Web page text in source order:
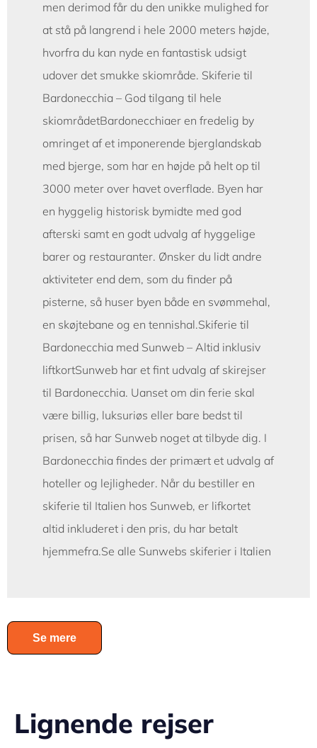
men derimod får du den unikke mulighed for
at stå på langrend i hele 2000 meters højde,
hvorfra du kan nyde en fantastisk udsigt
udover det smukke skiområde. Skiferie til
Bardonecchia – God tilgang til hele
skiområdetBardonecchiaer en fredelig by
omringet af et imponerende bjerglandskab
med bjerge, som har en højde på helt op til
3000 meter over havet overflade. Byen har
en hyggelig historisk bymidte med god
afterski samt en godt udvalg af hyggelige
barer og restauranter. Ønsker du lidt andre
aktiviteter end dem, som du finder på
pisterne, så huser byen både en svømmehal,
en skøjtebane og en tennishal.Skiferie til
Bardonecchia med Sunweb – Altid inklusiv
liftkortSunweb har et fint udvalg af skirejser
til Bardonecchia. Uanset om din ferie skal
være billig, luksuriøs eller bare bedst til
prisen, så har Sunweb noget at tilbyde dig. I
Bardonecchia findes der primært et udvalg af
hoteller og lejligheder. Når du bestiller en
skiferie til Italien hos Sunweb, er lifkortet
altid inkluderet i den pris, du har betalt
hjemmefra.Se alle Sunwebs skiferier i Italien
Se mere
Lignende rejser